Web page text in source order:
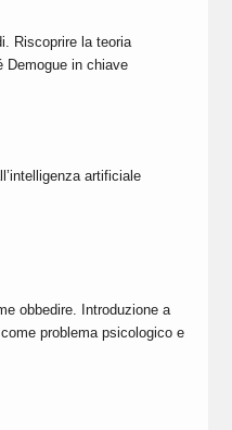
Riscoprire la teoria
Demogue in chiave
artificiale
obbedire. Introduzione a
problema psicologico e